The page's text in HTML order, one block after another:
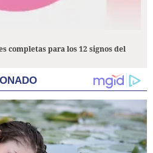
completas para los 12 signos del